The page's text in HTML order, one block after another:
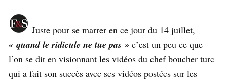
Juste pour se marrer en ce jour du 14 juillet,
« quand le ridicule ne tue pas » c’est un peu ce que
l’on se dit en visionnant les vidéos du chef boucher turc
qui a fait son succès avec ses vidéos postées sur les